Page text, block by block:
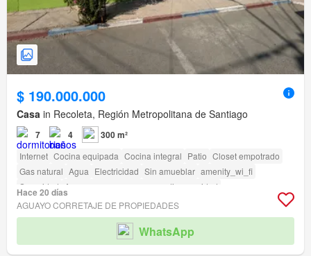
$ 190.000.000
Casa in Recoleta, Región Metropolitana de Santiago
7 4 300 m²
Internet Cocina equipada Cocina integral Patio Closet empotrado
Gas natural Agua Electricidad Sin amueblar amenity_wi_fi
Seguridad
Acceso para personas con discapacidad
Hace 20 días
AGUAYO CORRETAJE DE PROPIEDADES
WhatsApp